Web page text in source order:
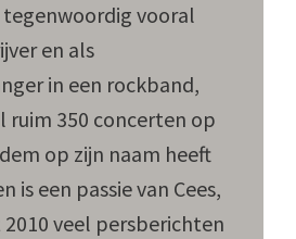
tegenwoordig vooral
en als
in een rockband,
ruim 350 concerten op
op zijn naam heeft
is een passie van Cees,
veel persberichten